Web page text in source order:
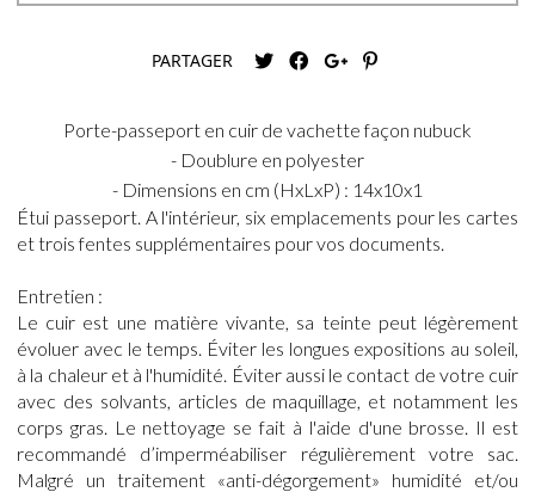
PARTAGER
Porte-passeport en cuir de vachette façon nubuck
- Doublure en polyester
- Dimensions en cm (HxLxP) : 14x10x1
Étui passeport. A l'intérieur, six emplacements pour les cartes
et trois fentes supplémentaires pour vos documents.
Entretien :
Le cuir est une matière vivante, sa teinte peut légèrement
évoluer avec le temps. Éviter les longues expositions au soleil,
à la chaleur et à l'humidité. Éviter aussi le contact de votre cuir
avec des solvants, articles de maquillage, et notamment les
corps gras. Le nettoyage se fait à l'aide d'une brosse. Il est
recommandé d’imperméabiliser régulièrement votre sac.
Malgré un traitement «anti-dégorgement» humidité et/ou